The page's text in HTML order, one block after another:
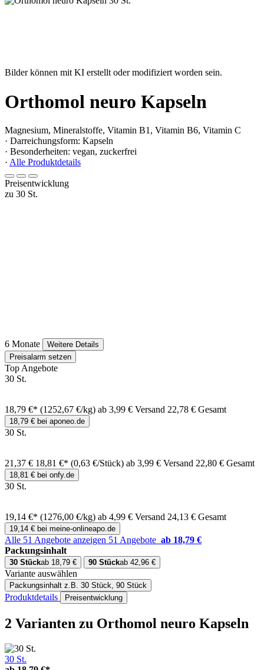
Bilder können mit KI erstellt oder modifiziert worden sein.
Orthomol neuro Kapseln
Magnesium, Mineralstoffe, Vitamin B1, Vitamin B6, Vitamin C
· Darreichungsform: Kapseln
· Besonderheiten: vegan, zuckerfrei
· Alle Produktdetails
Preisentwicklung
zu 30 St.
6 Monate
Weitere Details
Preisalarm setzen
Top Angebote
30 St.
18,79 €* (1252,67 €/kg) ab 3,99 € Versand 22,78 € Gesamt
18,79 € bei aponeo.de
30 St.
21,37 € 18,81 €* (0,63 €/Stück) ab 3,99 € Versand 22,80 € Gesamt
18,81 € bei onfy.de
30 St.
19,14 €* (1276,00 €/kg) ab 4,99 € Versand 24,13 € Gesamt
19,14 € bei meine-onlineapo.de
Alle 51 Angebote anzeigen 51 Angebote ab 18,79 €
Packungsinhalt
30 Stückab 18,79 € 90 Stückab 42,96 €
Variante auswählen
Packungsinhalt z.B. 30 Stück, 90 Stück
Produktdetails Preisentwicklung
2 Varianten zu Orthomol neuro Kapseln
30 St.